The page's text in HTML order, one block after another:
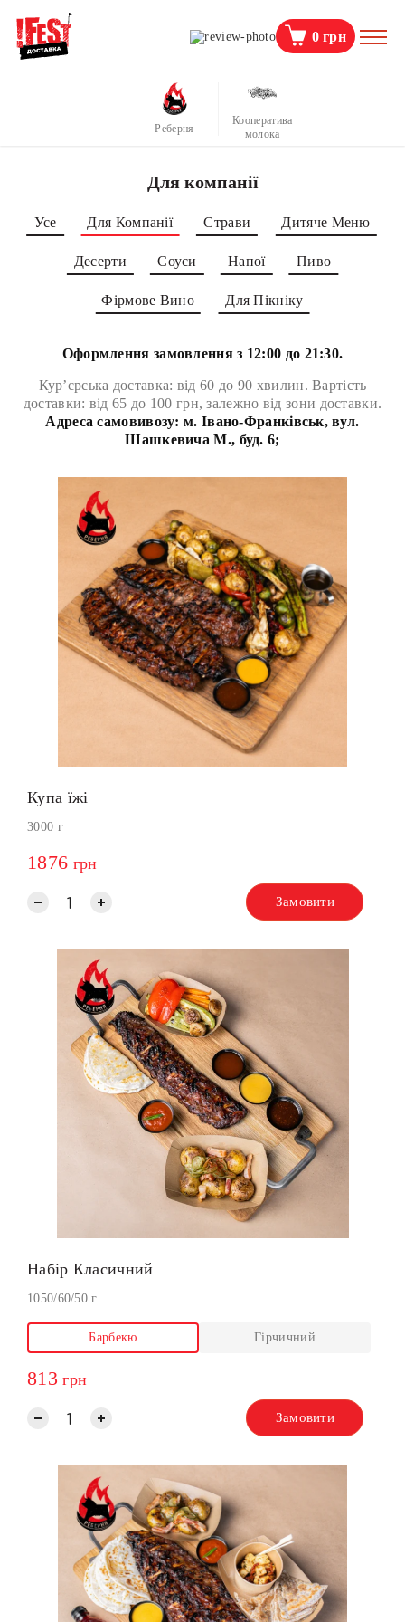
0грн
Реберня
Кооператива
молока
Для компанії
Усе Для Компанії Страви Дитяче Меню
Десерти Соуси Напої Пиво
Фірмове Вино Для Пікніку
Оформлення замовлення з 12:00 до 21:30.
Кур’єрська доставка: від 60 до 90 хвилин. Вартість
доставки: від 65 до 100 грн, залежно від зони доставки.
Адреса самовивозу: м. Івано-Франківськ, вул.
Шашкевича М., буд. 6;
Купа їжі
3000 г
1876 грн
Замовити
Набір Класичний
1050/60/50 г
Барбекю Гірчичний
813 грн
Замовити